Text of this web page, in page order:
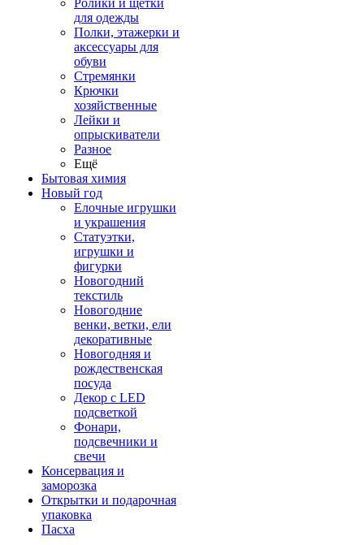
Ролики и щетки
для одежды
Полки, этажерки и
аксессуары для
обуви
Стремянки
Крючки
хозяйственные
Лейки и
опрыскиватели
Разное
Ещё
Бытовая химия
Новый год
Елочные игрушки
и украшения
Статуэтки,
игрушки и
фигурки
Новогодний
текстиль
Новогодние
венки, ветки, ели
декоративные
Новогодняя и
рождественская
посуда
Декор с LED
подсветкой
Фонари,
подсвечники и
свечи
Консервация и
заморозка
Открытки и подарочная
упаковка
Пасха